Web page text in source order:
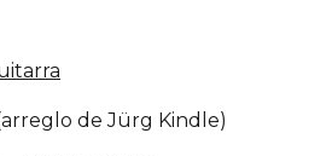
de Jürg Kindle)